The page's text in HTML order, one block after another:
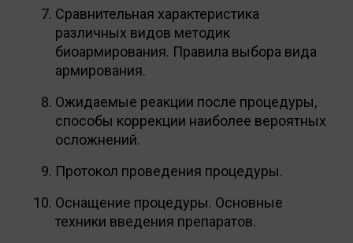
Сравнительная характеристика
различных видов методик
биоармирования. Правила выбора вида
армирования.
Ожидаемые реакции после процедуры,
способы коррекции наиболее вероятных
осложнений.
Протокол проведения процедуры.
Оснащение процедуры. Основные
техники введения препаратов.